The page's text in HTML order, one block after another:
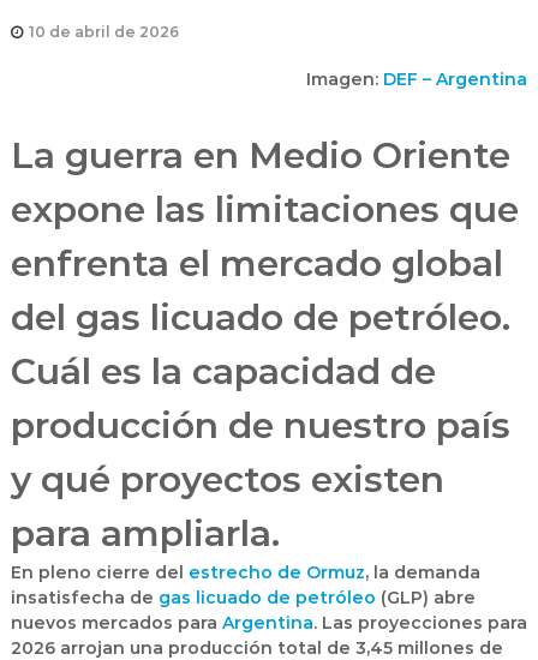
10 de abril de 2026
Imagen: DEF – Argentina
La guerra en Medio Oriente
expone las limitaciones que
enfrenta el mercado global
del gas licuado de petróleo.
Cuál es la capacidad de
producción de nuestro país
y qué proyectos existen
para ampliarla.
En pleno cierre del estrecho de Ormuz, la demanda
insatisfecha de gas licuado de petróleo (GLP) abre
nuevos mercados para Argentina. Las proyecciones para
2026 arrojan una producción total de 3,45 millones de